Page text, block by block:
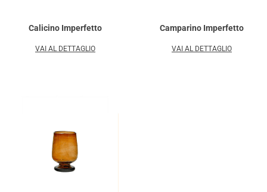
Calicino Imperfetto
VAI AL DETTAGLIO
Camparino Imperfetto
VAI AL DETTAGLIO